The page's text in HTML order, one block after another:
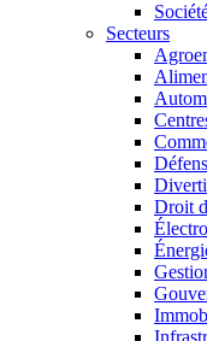
Secteurs
Droit